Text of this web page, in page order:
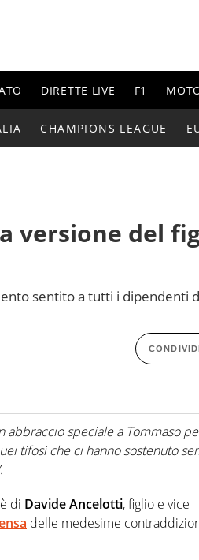
DIRETTE LIVE F1
CHAMPIONS LEAGUE
versione del
sentito a tutti i dipendenti
curiosità personale e necessità:
concedendosi innocenti
ala destra, oggi si sente a suo
dei migliori 5 calciatori di sempre.
abbraccio speciale a Tommaso
tifosi che ci hanno sostenuto
di Davide Ancelotti, figlio e vice
delle medesime